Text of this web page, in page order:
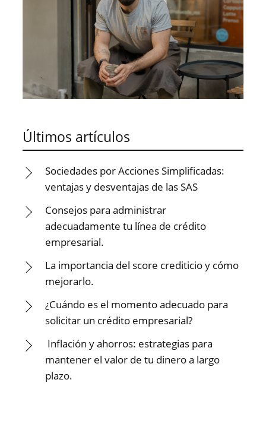
Últimos artículos
Sociedades por Acciones Simplificadas:
ventajas y desventajas de las SAS
Consejos para administrar
adecuadamente tu línea de crédito
empresarial.
La importancia del score crediticio y cómo
mejorarlo.
¿Cuándo es el momento adecuado para
solicitar un crédito empresarial?
Inflación y ahorros: estrategias para
mantener el valor de tu dinero a largo
plazo.